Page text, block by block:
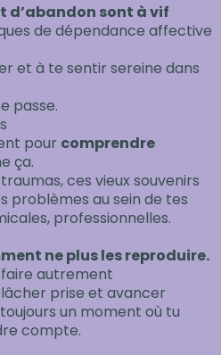
d’abandon sont à vif
de dépendance affective
et à te sentir sereine dans
passe.
pour comprendre
ça.
ces vieux souvenirs
problèmes au sein de tes
professionnelles.
ne plus les reproduire.
autrement
prise et avancer
un moment où tu
compte.